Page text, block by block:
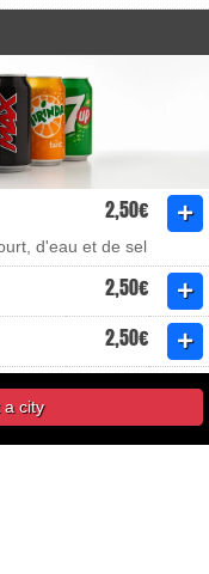
2,50€
d'eau et de sel
2,50€
2,50€
2,00€
city